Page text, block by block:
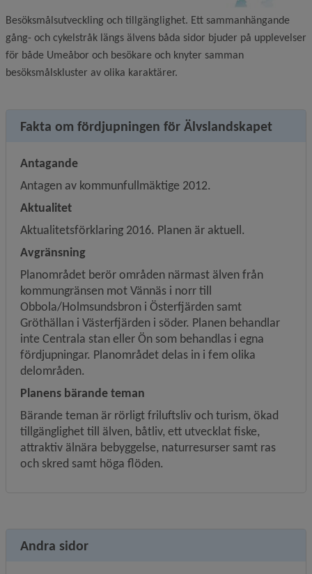
Besöksmålsutveckling och tillgänglighet. Ett sammanhängande
gång- och cykelstråk längs älvens båda sidor bjuder på upplevelser
för både Umeåbor och besökare och knyter samman
besöksmålskluster av olika karaktärer.
Fakta om fördjupningen för Älvslandskapet
Antagande
Antagen av kommunfullmäktige 2012.
Aktualitet
Aktualitetsförklaring 2016. Planen är aktuell.
Avgränsning
Planområdet berör områden närmast älven från
kommungränsen mot Vännäs i norr till
Obbola/Holmsundsbron i Österfjärden samt
Gröthällan i Västerfjärden i söder. Planen behandlar
inte Centrala stan eller Ön som behandlas i egna
fördjupningar. Planområdet delas in i fem olika
delområden.
Planens bärande teman
Bärande teman är rörligt friluftsliv och turism, ökad
tillgänglighet till älven, båtliv, ett utvecklat fiske,
attraktiv älnära bebyggelse, naturresurser samt ras
och skred samt höga flöden.
Andra sidor